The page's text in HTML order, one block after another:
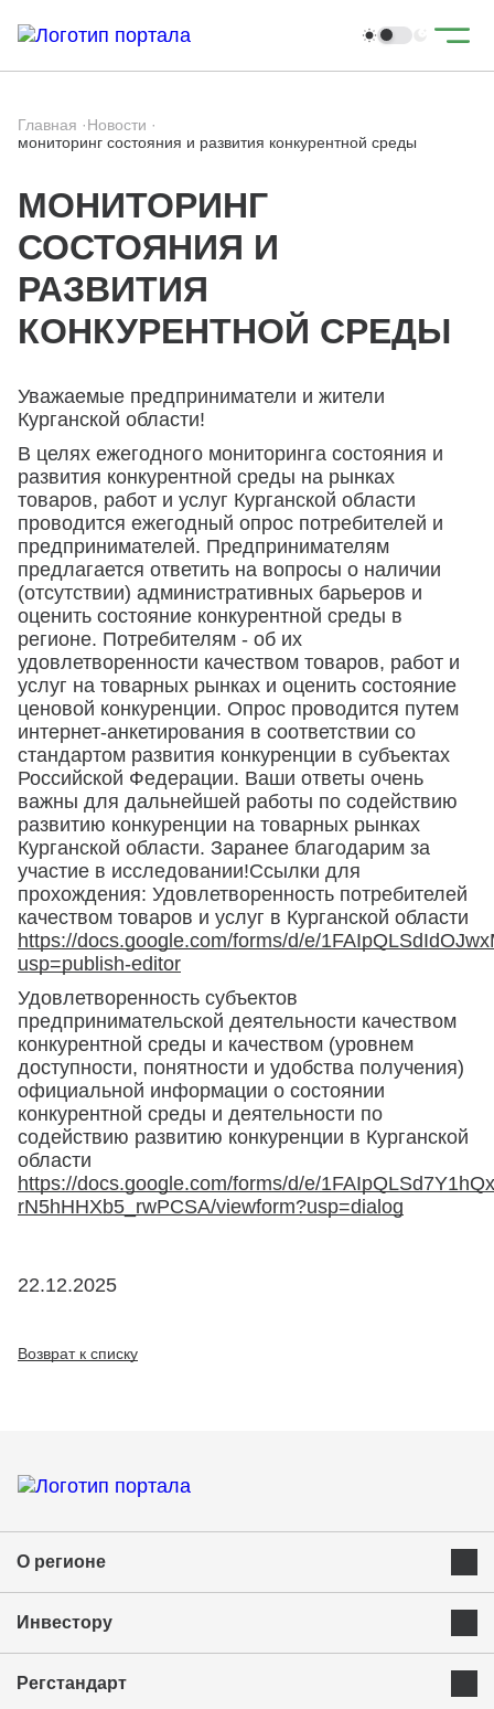
Главная ·Новости ·
мониторинг состояния и развития конкурентной среды
МОНИТОРИНГ
СОСТОЯНИЯ И
РАЗВИТИЯ
КОНКУРЕНТНОЙ СРЕДЫ
Уважаемые предприниматели и жители
Курганской области!
В целях ежегодного мониторинга состояния и
развития конкурентной среды на рынках
товаров, работ и услуг Курганской области
проводится ежегодный опрос потребителей и
предпринимателей. Предпринимателям
предлагается ответить на вопросы о наличии
(отсутствии) административных барьеров и
оценить состояние конкурентной среды в
регионе. Потребителям - об их
удовлетворенности качеством товаров, работ и
услуг на товарных рынках и оценить состояние
ценовой конкуренции. Опрос проводится путем
интернет-анкетирования в соответствии со
стандартом развития конкуренции в субъектах
Российской Федерации. Ваши ответы очень
важны для дальнейшей работы по содействию
развитию конкуренции на товарных рынках
Курганской области. Заранее благодарим за
участие в исследовании!Ссылки для
прохождения: Удовлетворенность потребителей
качеством товаров и услуг в Курганской области
https://docs.google.com/forms/d/e/
usp=publish-editor
Удовлетворенность субъектов
предпринимательской деятельности качеством
конкурентной среды и качеством (уровнем
доступности, понятности и удобства получения)
официальной информации о состоянии
конкурентной среды и деятельности по
содействию развитию конкуренции в Курганской
области
https://docs.google.com/forms/d/e/
rN5hHHXb5_rwPCSA/viewform?usp=dialog
22.12.2025
Возврат к списку
О регионе
Экономика и ресурсы
Успешные бренды Курганской области
Инвестору
Приоритетные инвестиционные направления
Регстандарт